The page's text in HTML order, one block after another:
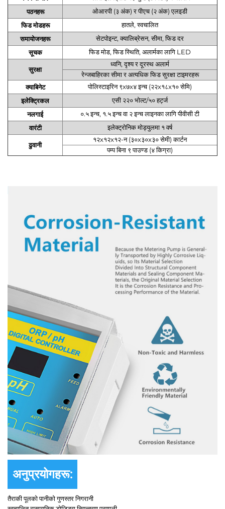
पठनहरू
ओआरपी (३ अंक) र पीएच (२ अंक) एलइडी
फिड मोडहरू
हातले, स्वचालित
समायोजनहरू
सेटपोइन्ट, क्यालिब्रेसन, सीमा, फिड दर
सूचक
फिड मोड, फिड स्थिति, अलार्मका लागि LED
सुरक्षा
ध्वनि, दृश्य र दूरस्थ अलार्म
रेन्जबाहिरका सीमा र अत्यधिक फिड सुरक्षा टाइमरहरू
क्याबिनेट
पोलिस्टाइरिन ९x७x४ इन्च (२२x१८x१० सेमि)
इलेक्ट्रिकल
एसी २२० भोल्ट/५० हर्ट्ज
नलगाई
०.५ इन्च, १.५ इन्च वा २ इन्च लाइनका लागि पीवीसी टी
वारंटी
इलेक्ट्रोनिक मोड्युलमा १ वर्ष
ढुवानी
१२x१२x१२-न (३०x३०x३० सेमी) कार्टन
पम्प बिना ९ पाउण्ड (४ किग्रा)
अनुप्रयोगहरू:
तैराकी पूलको पानीको गुणस्तर निगरानी